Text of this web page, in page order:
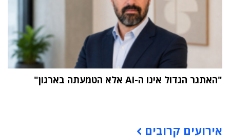
"האתגר הגדול אינו ה-AI אלא הטמעתה בארגון"
אירועים קרובים